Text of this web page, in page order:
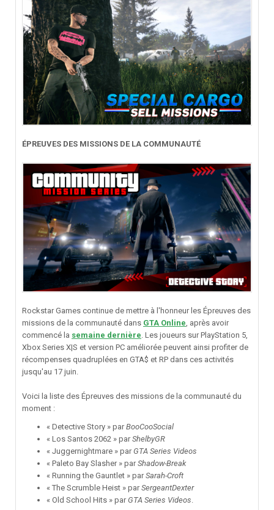
ÉPREUVES DES MISSIONS DE LA COMMUNAUTÉ
Rockstar Games continue de mettre à l'honneur les Épreuves des
missions de la communauté dans GTA Online , après avoir
commencé la semaine dernière . Les joueurs sur PlayStation 5,
Xbox Series X|S et version PC améliorée peuvent ainsi profiter de
récompenses quadruplées en GTA$ et RP dans ces activités
jusqu'au 17 juin.
Voici la liste des Épreuves des missions de la communauté du
moment :
« Detective Story » parBooCooSocial
« Los Santos 2062 » parShelbyGR
« Juggernightmare » parGTA Series Videos
« Paleto Bay Slasher » parShadow-Break
« Running the Gauntlet » parSarah-Croft
« The Scrumble Heist » parSergeantDexter
« Old School Hits » parGTA Series Videos